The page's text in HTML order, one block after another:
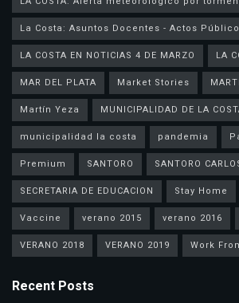
La Costa: Asuntos Docentes - Actos
LA COSTA EN NOTICIAS 4 DE MARZO
LA
MAR DEL PLATA
Market Stories
Martín Yeza
MUNICIPALIDAD DE LA
municipalidad la costa
pandemia
Premium
SANTORO
SANTORO
SECRETARIA DE EDUCACION
Stay Home
Vaccine
verano 2015 verano 2016
VERANO 2018
VERANO 2019 Work
Recent Posts